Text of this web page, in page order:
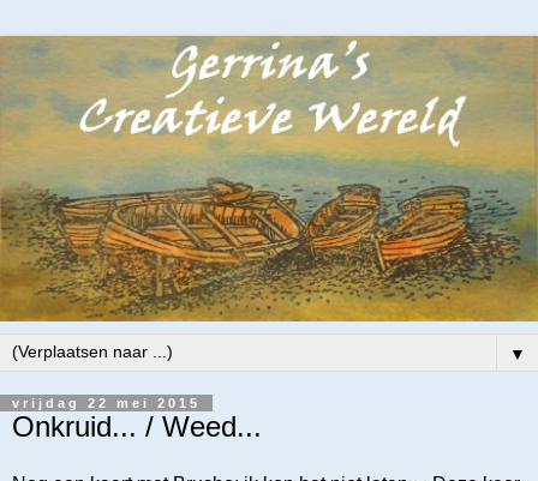
▼
vrijdag 22 mei 2015
Onkruid... / Weed...